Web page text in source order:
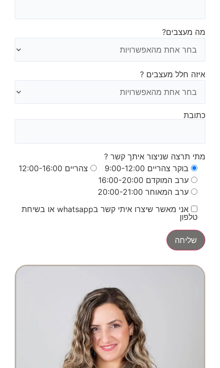
מה מעצבים?
איזה חלל מעצבים ?
כתובת
מתי תרצה שניצור איתך קשר ?
בוקר צהריים 9:00-12:00
צהריים 12:00-16:00
ערב המוקדם 16:00-20:00
ערב המאוחר 20:00-21:00
אני מאשר שיצרו איתי קשר בwhatsapp או בשיחת
טלפון